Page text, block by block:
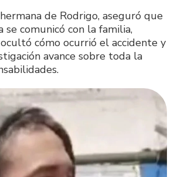
de Rodrigo, aseguró que
se comunicó con la familia,
cómo ocurrió el accidente y
avance sobre toda la